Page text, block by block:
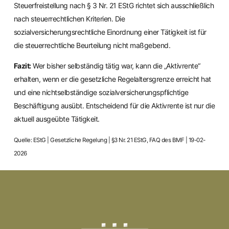
Steuerfreistellung nach § 3 Nr. 21 EStG richtet sich ausschließlich
nach steuerrechtlichen Kriterien. Die
sozialversicherungsrechtliche Einordnung einer Tätigkeit ist für
die steuerrechtliche Beurteilung nicht maßgebend.
Fazit:Wer bisher selbständig tätig war, kann die „Aktivrente“
erhalten, wenn er die gesetzliche Regelaltersgrenze erreicht hat
und eine nichtselbständige sozialversicherungspflichtige
Beschäftigung ausübt. Entscheidend für die Aktivrente ist nur die
aktuell ausgeübte Tätigkeit.
Quelle: EStG | Gesetzliche Regelung | §3 Nr. 21 EStG, FAQ des BMF | 19-02-
2026